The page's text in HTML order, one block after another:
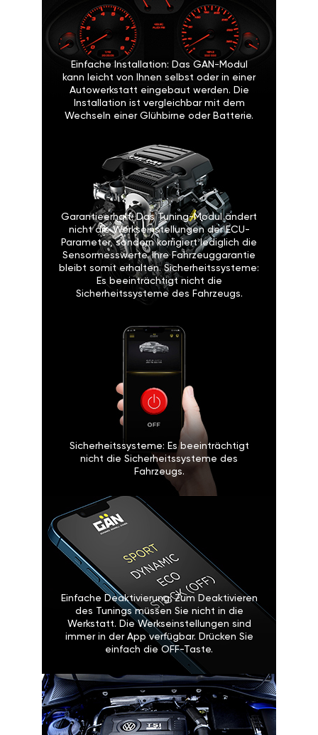
Einfache Installation: Das GAN-Modul
kann leicht von Ihnen selbst oder in einer
Autowerkstatt eingebaut werden. Die
Installation ist vergleichbar mit dem
Wechseln einer Glühbirne oder Batterie.
Garantieerhalt: Das Tuning-Modul ändert
nicht die Werkseinstellungen der ECU-
Parameter, sondern korrigiert lediglich die
Sensormesswerte. Ihre Fahrzeuggarantie
bleibt somit erhalten. Sicherheitssysteme:
Es beeinträchtigt nicht die
Sicherheitssysteme des Fahrzeugs.
Sicherheitssysteme: Es beeinträchtigt
nicht die Sicherheitssysteme des
Fahrzeugs.
Einfache Deaktivierung: Zum Deaktivieren
des Tunings müssen Sie nicht in die
Werkstatt. Die Werkseinstellungen sind
immer in der App verfügbar. Drücken Sie
einfach die OFF-Taste.